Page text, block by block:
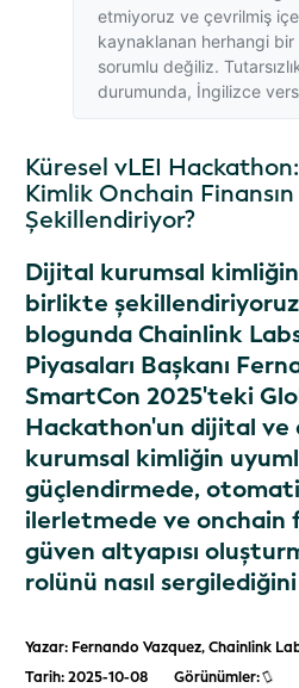
etmiyoruz ve çevrilmiş
kaynaklanan herhangi
sorumlu değiliz.
durumunda, İngilizce
Küresel vLEI
Kimlik Onchain
Şekillendiriyor?
Dijital kurumsal
birlikte
blogunda Chainlink
Piyasaları Başkanı
SmartCon 2025'teki
Hackathon'un dijital ve
kurumsal kimliğin
güçlendirmede,
ilerletmede ve onchain
güven altyapısı
rolünü nasıl
Yazar: Fernando Vazquez, Chainlink
Tarih: 2025-10-08
Görünümler: